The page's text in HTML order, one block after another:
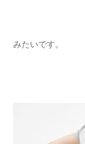
みたいです。